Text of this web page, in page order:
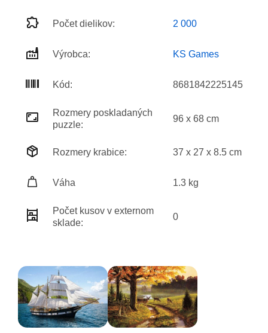
Počet dielikov: 2 000
Výrobca: KS Games
Kód: 8681842225145
Rozmery poskladaných
puzzle:
96 x 68 cm
Rozmery krabice: 37 x 27 x 8.5 cm
Váha 1.3 kg
Počet kusov v externom
sklade:
0